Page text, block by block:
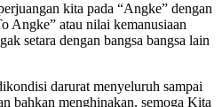
kita pada “Angke” dengan
Angke” atau nilai kemanusiaan
setara dengan bangsa bangsa lain
darurat menyeluruh sampai
bahkan menghinakan, semoga Kita